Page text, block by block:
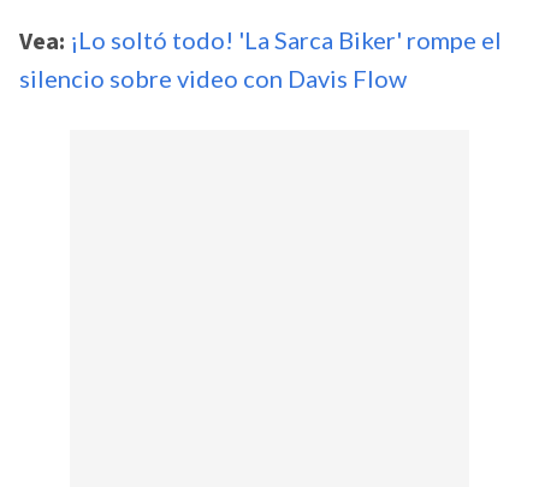
Vea: ¡Lo soltó todo! 'La Sarca Biker' rompe el
silencio sobre video con Davis Flow